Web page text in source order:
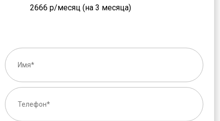
2666 р/месяц (на 3 месяца)